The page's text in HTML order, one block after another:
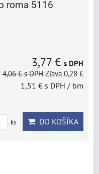
roma 5116
3,77 € s DPH
4,06 €s DPH Zľava 0,28 €
1,51 € s DPH / bm
ks DO KOŠÍKA